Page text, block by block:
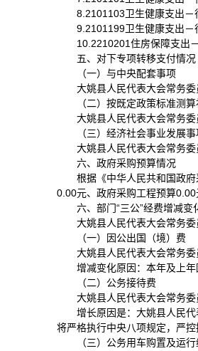
8.2101103卫生健康支出
9.2101199卫生健康支出
10.2210201住房保障支出
五、对下专项转移支付情况
（一）与中央配套事项
大姚县人民代表大会常务
（二）按既定政策标准测
大姚县人民代表大会常务
（三）经济社会事业发展
大姚县人民代表大会常务
六、政府采购预算情况
根据《中华人民共和国政
0.00元、政府采购工程预算0.00
六、部门“三公”经费增减变
大姚县人民代表大会常务
（一）因公出国（境）费
大姚县人民代表大会常务
增减变化原因：本年及上
（二）公务接待费
大姚县人民代表大会常务
增长原因是：大姚县人民
将严格执行中央八项规定，严控
（三）公务用车购置及运